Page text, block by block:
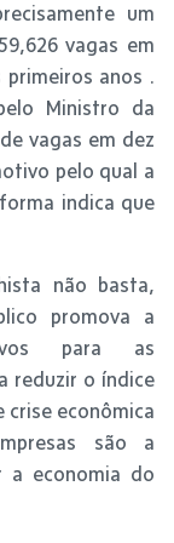
um
vagas em
primeiros anos .
Ministro da
vagas em dez
pelo qual a
indica que
não basta,
promova a
para as
reduzir o índice
crise econômica
são a
a economia do